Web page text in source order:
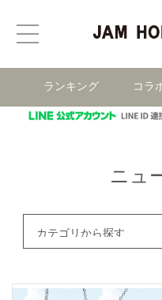
ランキング コラ
ニュ